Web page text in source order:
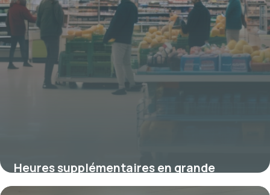
Heures supplémentaires en grande
distribution : réglementation et enjeux